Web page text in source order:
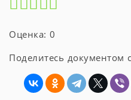
Оценка: 0
Поделитесь документом